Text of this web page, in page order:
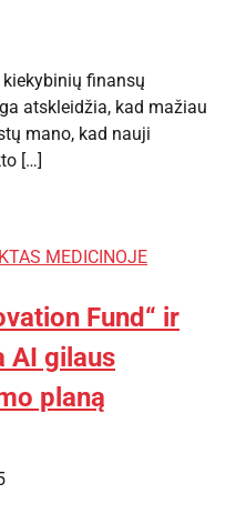
finansų
atskleidžia, kad mažiau
mano, kad nauji
[…]
MEDICINOJE
Fund“ ir
AI gilaus
planą